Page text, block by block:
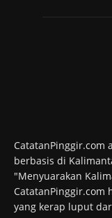
CatatanPinggir.com
berbasis di
"Menyuarakan
CatatanPinggir.com
yang kerap luput